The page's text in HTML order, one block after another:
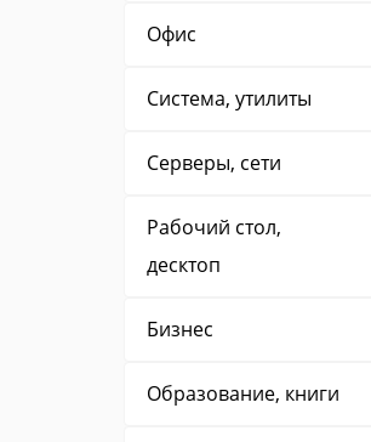
Офис
Система, утилиты
Серверы, сети
Рабочий стол,
десктоп
Бизнес
Образование, книги